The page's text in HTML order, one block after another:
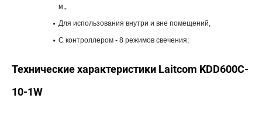
м.,
Для использования внутри и вне помещений,
С контроллером - 8 режимов свечения;
Технические характеристики Laitcom KDD600C-
10-1W